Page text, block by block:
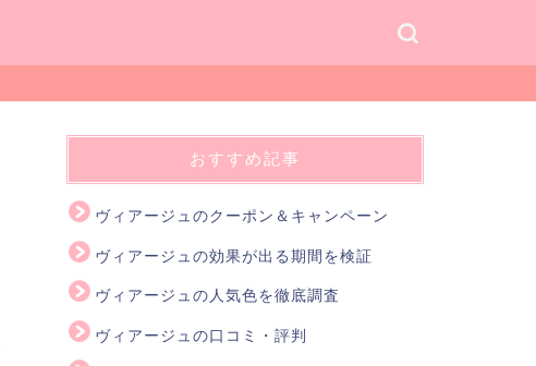
おすすめ記事
ヴィアージュのクーポン＆キャンペーン
ヴィアージュの効果が出る期間を検証
ヴィアージュの人気色を徹底調査
ヴィアージュの口コミ・評判